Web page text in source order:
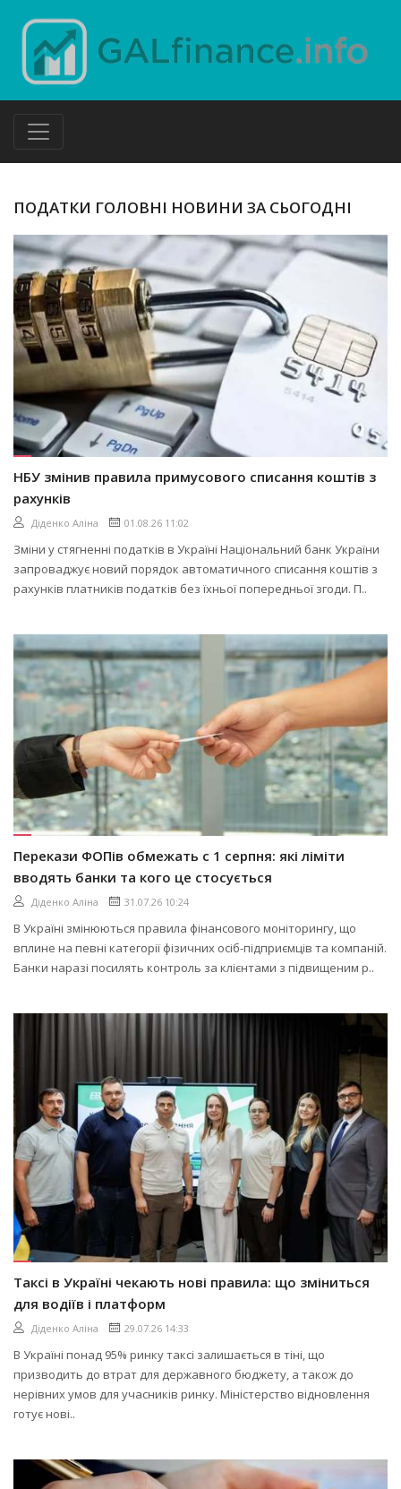
ПОДАТКИ ГОЛОВНІ НОВИНИ ЗА СЬОГОДНІ
НБУ змінив правила примусового списання коштів з
рахунків
Діденко Аліна 01.08.26 11:02
Зміни у стягненні податків в Україні Національний банк України
запроваджує новий порядок автоматичного списання коштів з
рахунків платників податків без їхньої попередньої згоди. П..
Перекази ФОПів обмежать с 1 серпня: які ліміти
вводять банки та кого це стосується
Діденко Аліна 31.07.26 10:24
В Україні змінюються правила фінансового моніторингу, що
вплине на певні категорії фізичних осіб-підприємців та компаній.
Банки наразі посилять контроль за клієнтами з підвищеним р..
Таксі в Україні чекають нові правила: що зміниться
для водіїв і платформ
Діденко Аліна 29.07.26 14:33
В Україні понад 95% ринку таксі залишається в тіні, що
призводить до втрат для державного бюджету, а також до
нерівних умов для учасників ринку. Міністерство відновлення
готує нові..